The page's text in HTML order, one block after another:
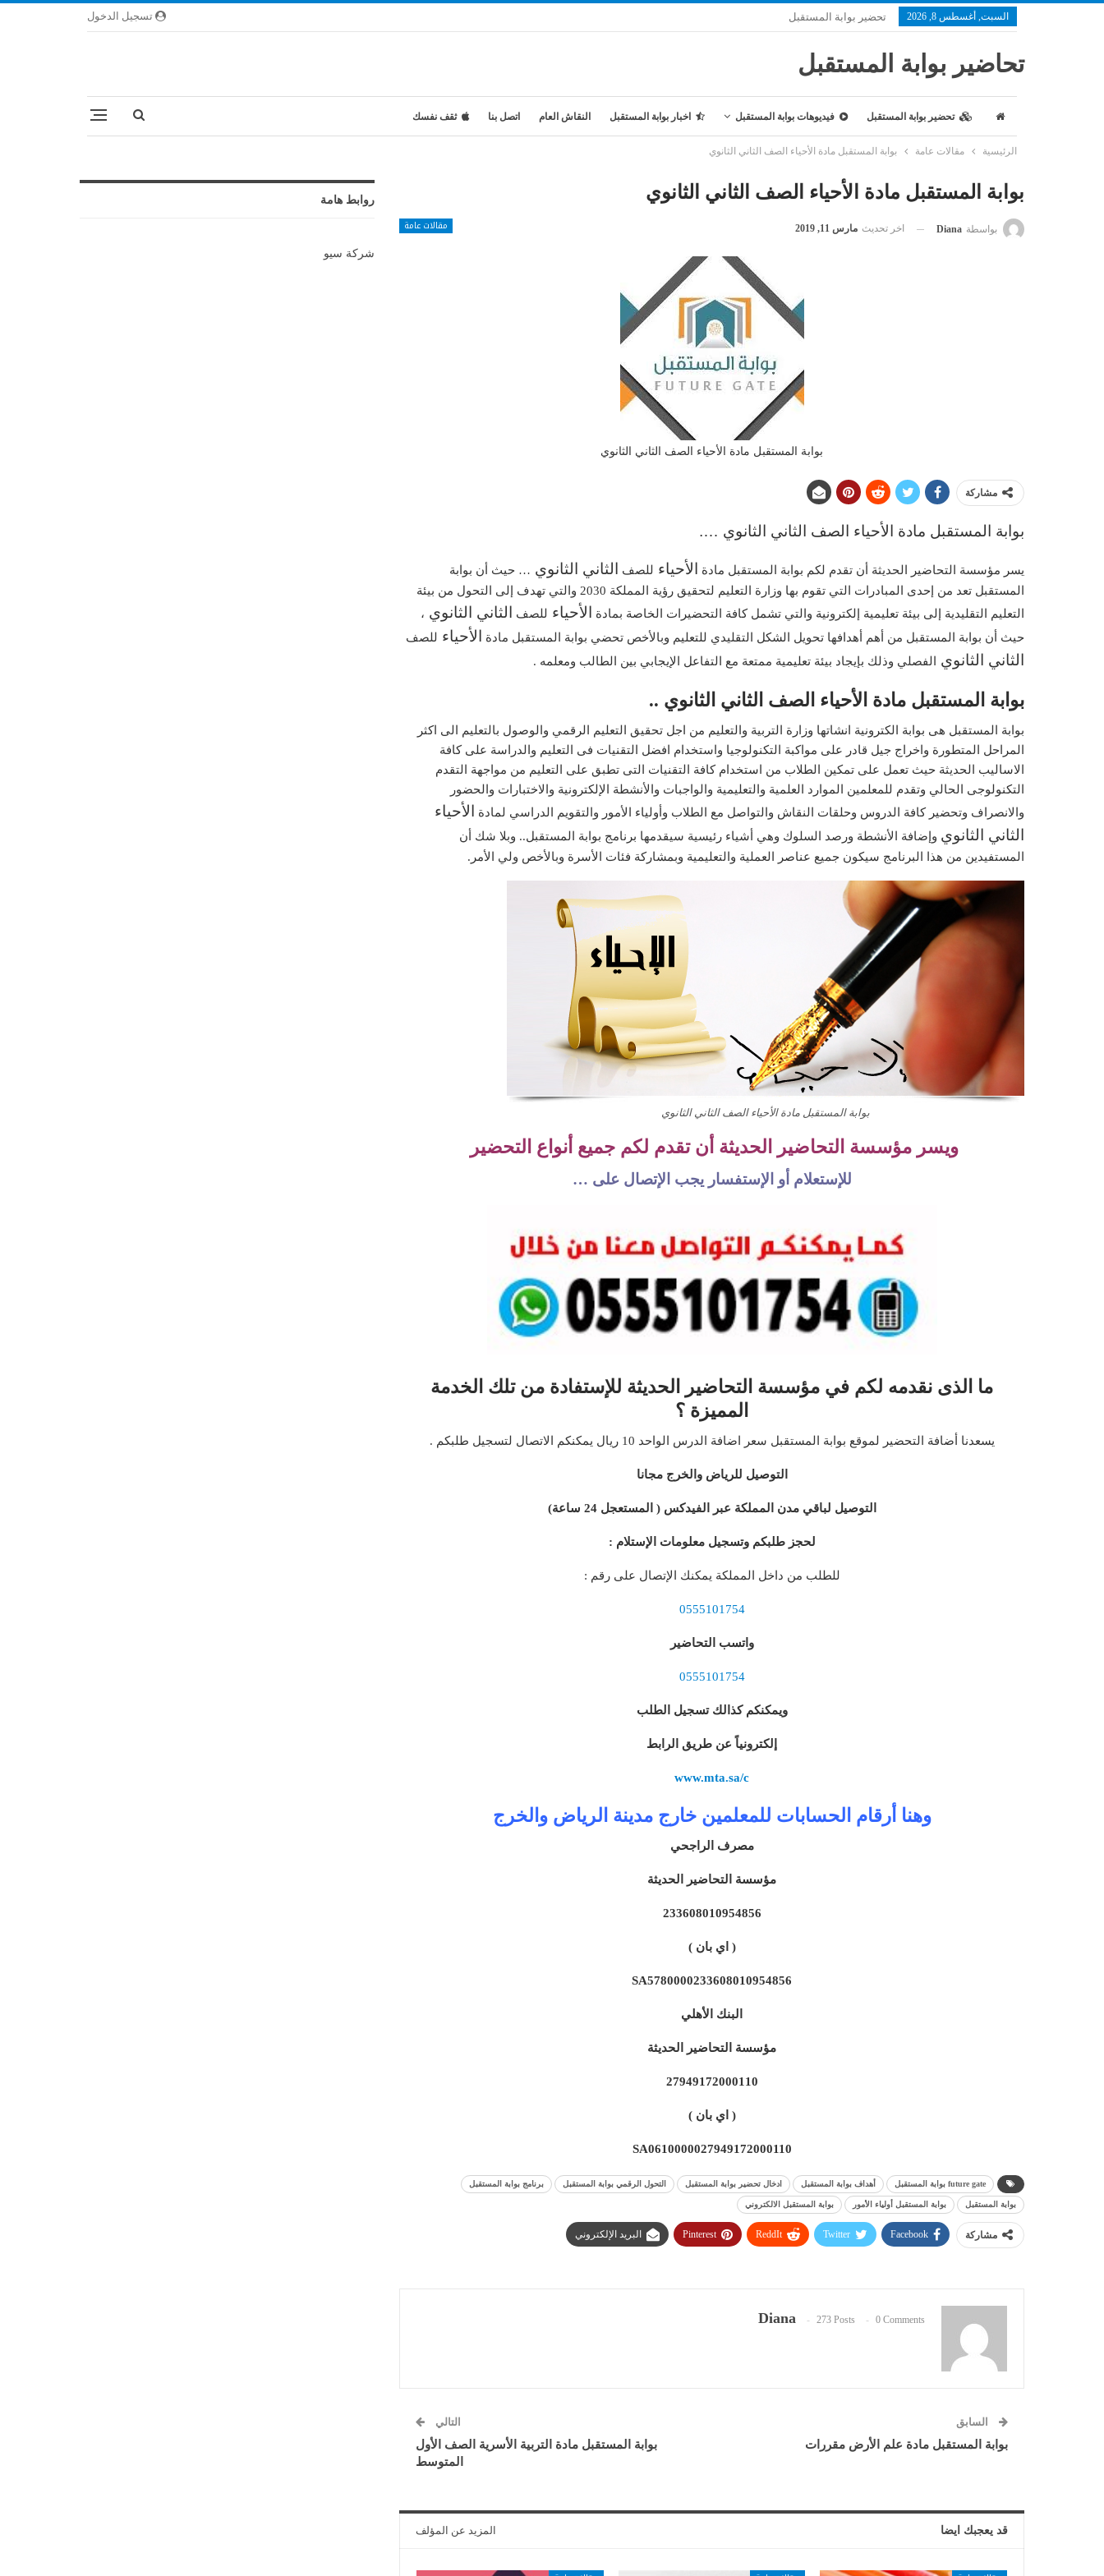
تسجيل الدخول السبت, أغسطس 8, 2026 تحضير بوابة المستقبل
تحاضير بوابة المستقبل
تحضير بوابة المستقبل فيديوهات بوابة المستقبل اخبار بوابة المستقبل النقاش العام اتصل بنا ثقف نفسك
الرئيسية مقالات عامة بوابة المستقبل مادة الأحياء الصف الثاني الثانوي
بوابة المستقبل مادة الأحياء الصف الثاني الثانوي
مقالات عامة بواسطة Diana اخر تحديث مارس 11, 2019
بوابة المستقبل مادة الأحياء الصف الثاني الثانوي
مشاركة
بوابة المستقبل مادة الأحياء الصف الثاني الثانوي ….
يسر مؤسسة التحاضير الحديثة أن تقدم لكم بوابة المستقبل مادة الأحياء للصف الثاني الثانوي … حيث أن بوابة
المستقبل تعد من إحدى المبادرات التي تقوم بها وزارة التعليم لتحقيق رؤية المملكة 2030 والتي تهدف إلى التحول من بيئة
التعليم التقليدية إلى بيئة تعليمية إلكترونية والتي تشمل كافة التحضيرات الخاصة بمادة
الأحياء للصف الثاني الثانوي ،
حيث أن بوابة المستقبل من أهم أهدافها تحويل الشكل التقليدي للتعليم وبالأخص تحضي بوابة المستقبل مادة
الأحياء للصف
الثاني الثانوي الفصلي وذلك بإيجاد بيئة تعليمية ممتعة مع التفاعل الإيجابي بين الطالب ومعلمه .
بوابة المستقبل مادة الأحياء الصف الثاني الثانوي ..
بوابة المستقبل هى بوابة الكترونية انشاتها وزارة التربية والتعليم من اجل تحقيق التعليم الرقمي والوصول بالتعليم الى اكثر
المراحل المتطورة واخراج جيل قادر على مواكبة التكنولوجيا واستخدام افضل التقنيات فى التعليم والدراسة على كافة
الاساليب الحديثة حيث تعمل على تمكين الطلاب من استخدام كافة التقنيات التى تطبق على التعليم من مواجهة التقدم
التكنولوجى الحالي وتقدم للمعلمين الموارد العلمية والتعليمية والواجبات والأنشطة الإلكترونية والاختبارات والحضور
والانصراف وتحضير كافة الدروس وحلقات النقاش والتواصل مع الطلاب وأولياء الأمور والتقويم الدراسي لمادة
الأحياء
الثاني الثانوي وإضافة الأنشطة ورصد السلوك وهي أشياء رئيسية سيقدمها برنامج بوابة المستقبل.. وبلا شك أن
المستفيدين من هذا البرنامج سيكون جميع عناصر العملية والتعليمية وبمشاركة فئات الأسرة وبالأخص ولي الأمر.
بوابة المستقبل مادة الأحياء الصف الثاني الثانوي
ويسر مؤسسة التحاضير الحديثة أن تقدم لكم جميع أنواع التحضير
للإستعلام أو الإستفسار يجب الإتصال على …
ما الذى نقدمه لكم في مؤسسة التحاضير الحديثة للإستفادة من تلك الخدمة
المميزة ؟
يسعدنا أضافة التحضير لموقع بوابة المستقبل سعر اضافة الدرس الواحد 10 ريال يمكنكم الاتصال لتسجيل طلبكم .
التوصيل للرياض والخرج مجانا
التوصيل لباقي مدن المملكة عبر الفيدكس ( المستعجل 24 ساعة)
لحجز طلبكم وتسجيل معلومات الإستلام :
للطلب من داخل المملكة يمكنك الإتصال على رقم :
0555101754
واتسب التحاضير
0555101754
ويمكنكم كذالك تسجيل الطلب
إلكترونياً عن طريق الرابط
www.mta.sa/c
وهنا أرقام الحسابات للمعلمين خارج مدينة الرياض والخرج
مصرف الراجحي
مؤسسة التحاضير الحديثة
233608010954856
( اي بان )
SA5780000233608010954856
البنك الأهلي
مؤسسة التحاضير الحديثة
27949172000110
( اي بان )
SA0610000027949172000110
future gate بوابة المستقبل أهداف بوابة المستقبل ادخال تحضير بوابة المستقبل التحول الرقمي بوابة المستقبل برنامج بوابة المستقبل
بوابة المستقبل بوابة المستقبل أولياء الأمور بوابة المستقبل الالكتروني
مشاركة Facebook
Twitter
ReddIt
Pinterest البريد الإلكتروني
Diana 273 Posts 0 Comments
السابق
بوابة المستقبل مادة علم الأرض مقررات
التالي
بوابة المستقبل مادة التربية الأسرية الصف الأول
المتوسط
قد يعجبك ايضا المزيد عن المؤلف
روابط هامة
شركة سيو